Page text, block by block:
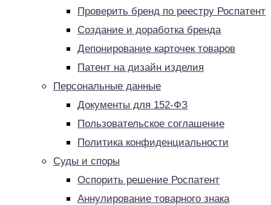
Проверить бренд по реестру Роспатент
Создание и доработка бренда
Депонирование карточек товаров
Патент на дизайн изделия
Персональные данные
Документы для 152-ФЗ
Пользовательское соглашение
Политика конфиденциальности
Суды и споры
Оспорить решение Роспатент
Аннулирование товарного знака